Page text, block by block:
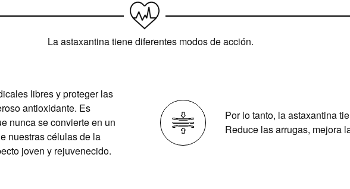
La astaxantina tiene diferentes modos de acción.
libres y proteger las
antioxidante. Es
nunca se convierte en un
nuestras células de la
joven y rejuvenecido.
Por lo tanto, la astaxantina
Reduce las arrugas, mejora